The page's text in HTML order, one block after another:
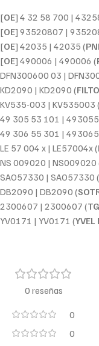
[OE] 4 32 58 700 |
[OE] 93520807 |
[OE] 42035 | 42035 (
[OE] 490006 | 490006 (
DFN300600 03 |
KD2090 | KD2090 (FILTO
KV535-003 | KV535003 (
49 305 53 101 |
49 306 55 301 |
LE 57 004 x | LE57004x (
NS 009020 | NS009020
SAO57330 | SAO57330 (
DB2090 | DB2090 (
2300607 | 2300607 (
YV0171 | YV0171 (YVEL
0 reseñas
0
0